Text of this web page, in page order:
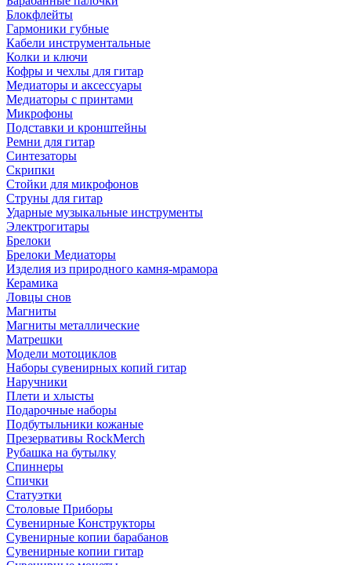
Блокфлейты
Гармоники губные
Кабели инструментальные
Колки и ключи
Кофры и чехлы для гитар
Медиаторы и аксессуары
Медиаторы с принтами
Микрофоны
Подставки и кронштейны
Ремни для гитар
Синтезаторы
Скрипки
Стойки для микрофонов
Струны для гитар
Ударные музыкальные инструменты
Электрогитары
Брелоки
Брелоки Медиаторы
Изделия из природного камня-мрамора
Керамика
Ловцы снов
Магниты
Магниты металлические
Матрешки
Модели мотоциклов
Наборы сувенирных копий гитар
Наручники
Плети и хлысты
Подарочные наборы
Подбутыльники кожаные
Презервативы RockMerch
Рубашка на бутылку
Спиннеры
Спички
Статуэтки
Столовые Приборы
Сувенирные Конструкторы
Сувенирные копии барабанов
Сувенирные копии гитар